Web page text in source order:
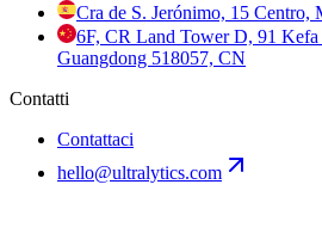
Cra de S. Jerónimo, 15 Centro,
6F, CR Land Tower D, 91 Kefa
Guangdong 518057, CN
Contatti
Contattaci
hello@ultralytics.com